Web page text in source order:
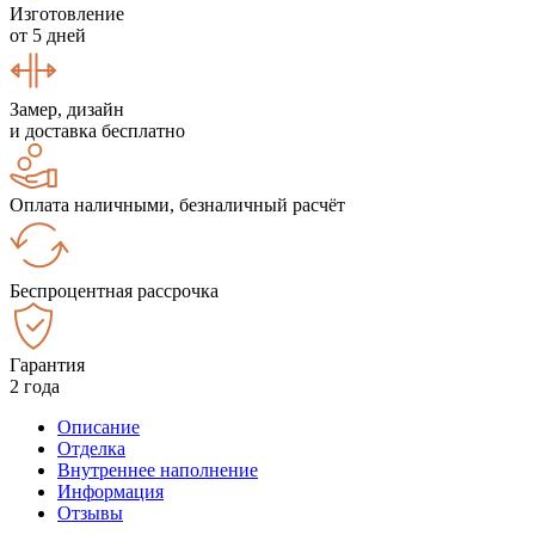
Изготовление
от 5 дней
Замер, дизайн
и доставка бесплатно
Оплата наличными, безналичный расчёт
Беспроцентная рассрочка
Гарантия
2 года
Описание
Отделка
Внутреннее наполнение
Информация
Отзывы